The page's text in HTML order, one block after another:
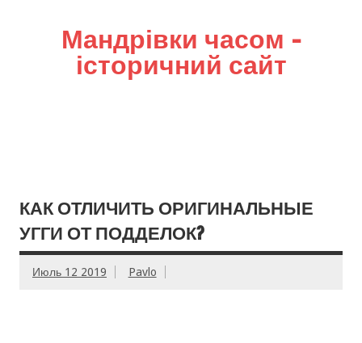
Мандрівки часом –
історичний сайт
КАК ОТЛИЧИТЬ ОРИГИНАЛЬНЫЕ
УГГИ ОТ ПОДДЕЛОК?
Июль 12 2019 Pavlo